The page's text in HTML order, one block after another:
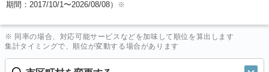
期間：2017/10/1〜2026/08/08） ※
※ 同率の場合、対応可能サービスなどを加味して順位を算出します
集計タイミングで、順位が変動する場合があります